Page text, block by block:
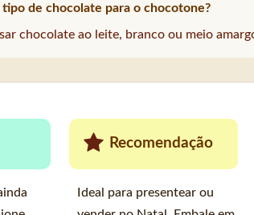
tipo de chocolate para o chocotone?
chocolate ao leite, branco ou meio
Recomendação
Ideal para presentear ou